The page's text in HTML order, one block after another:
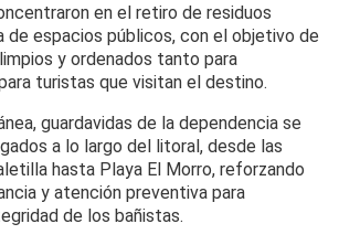
en el retiro de residuos
de espacios públicos, con el objetivo de
y ordenados tanto para
turistas que visitan el destino.
guardavidas de la dependencia se
a lo largo del litoral, desde las
hasta Playa El Morro, reforzando
y atención preventiva para
de los bañistas.